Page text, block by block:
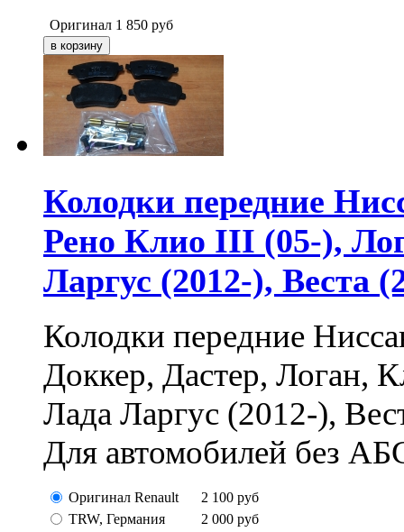
Оригинал 1 850 руб
Колодки передние
Рено Клио III (05-),
Ларгус (2012-), Веста
Колодки передние
Доккер, Дастер, Логан,
Лада Ларгус (2012-),
Для автомобилей без
Оригинал Renault 2 100 руб
TRW, Германия
2 000 руб